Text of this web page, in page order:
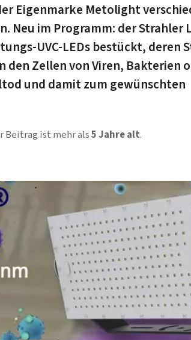
Eigenmarke Metolight
Neu im Programm: der Strahler
UVC-LEDs bestückt, deren
Zellen von Viren, Bakterien
und damit zum gewünschten
Beitrag ist mehr als5 Jahre alt.